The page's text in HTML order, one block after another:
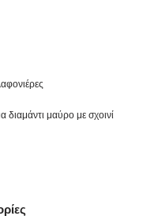
μαύρο με σχοινί